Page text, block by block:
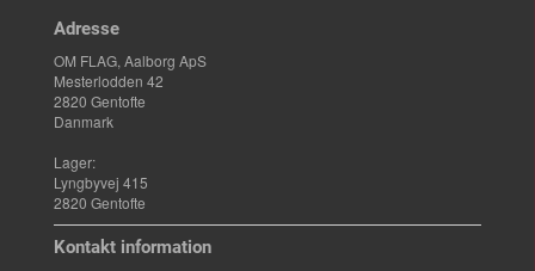
Adresse
OM FLAG, Aalborg ApS
Mesterlodden 42
2820 Gentofte
Danmark
Lager:
Lyngbyvej 415
2820 Gentofte
Kontakt information